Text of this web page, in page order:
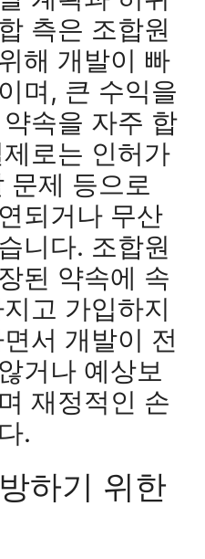
측은 조합원
해 개발이 빠
며, 큰 수익을
속을 자주 합
로는 인허가
문제 등으로
되거나 무산
니다. 조합원
된 약속에 속
고 가입하지
서 개발이 전
거나 예상보
재정적인 손
.
하기 위한